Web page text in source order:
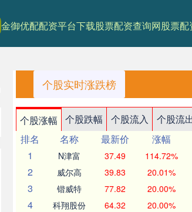
金御优配配资平台下载股票配资查询网股票
个股实时涨跌榜
个股涨幅 个股跌幅 个股流入 个股流
排名
名称 最新价 涨幅
1
N津富 37.49 114.72%
2 威尔高 39.83 20.01%
3 锴威特 77.82 20.00%
4 科翔股份 64.32 20.00%